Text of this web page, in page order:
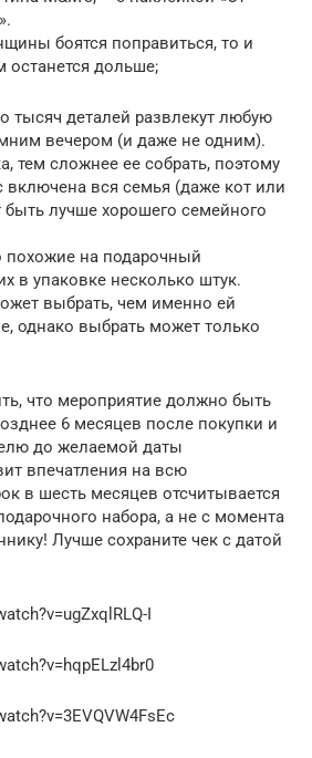
боятся поправиться, то и
останется дольше;
тысяч деталей развлекут любую
вечером (и даже не одним).
тем сложнее ее собрать, поэтому
включена вся семья (даже кот или
быть лучше хорошего семейного
похожие на подарочный
в упаковке несколько штук.
выбрать, чем именно ей
однако выбрать может только
что мероприятие должно быть
6 месяцев после покупки и
до желаемой даты
впечатления на всю
в шесть месяцев отсчитывается
набора, а не с момента
Лучше сохраните чек с датой
I